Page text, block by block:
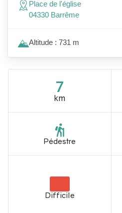
7
km
Pédestre
Difficile
Place de l'église
04330 Barrême
Altitude : 731 m